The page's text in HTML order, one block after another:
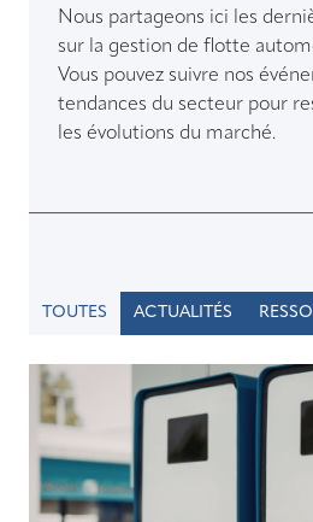
Nous partageons ici les
sur la gestion de flotte
Vous pouvez suivre nos
tendances du secteur pour
les évolutions du marché.
TOUTES ACTUALITÉS